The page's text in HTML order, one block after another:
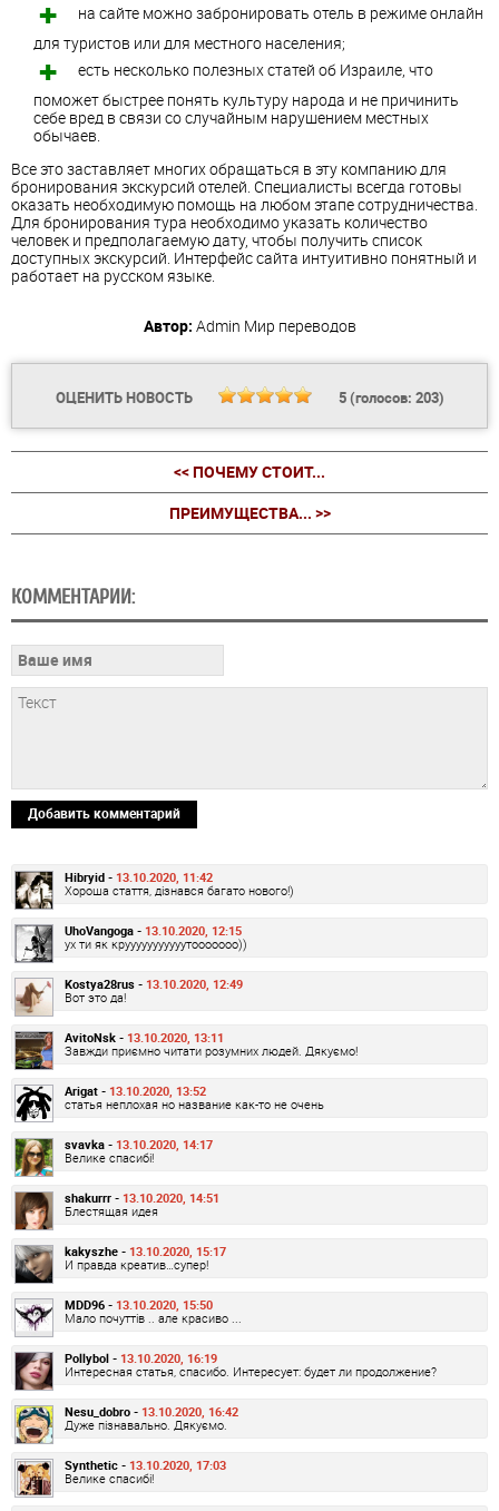
на сайте можно забронировать отель в режиме онлайн
для туристов или для местного населения;
есть несколько полезных статей об Израиле, что
поможет быстрее понять культуру народа и не причинить
себе вред в связи со случайным нарушением местных
обычаев.
Все это заставляет многих обращаться в эту компанию для
бронирования экскурсий отелей. Специалисты всегда готовы
оказать необходимую помощь на любом этапе сотрудничества.
Для бронирования тура необходимо указать количество
человек и предполагаемую дату, чтобы получить список
доступных экскурсий. Интерфейс сайта интуитивно понятный и
работает на русском языке.
Автор: Admin Мир переводов
ОЦЕНИТЬ НОВОСТЬ 5(голосов: 203)
<< ПОЧЕМУ СТОИТ...
ПРЕИМУЩЕСТВА... >>
КОММЕНТАРИИ:
Добавить комментарий
Hibryid - 13.10.2020, 11:42
Хороша стаття, дізнався багато нового!)
UhoVangoga - 13.10.2020, 12:15
ух ти як крууууууууууутооооооо))
Kostya28rus - 13.10.2020, 12:49
Вот это да!
AvitoNsk - 13.10.2020, 13:11
Завжди приємно читати розумних людей. Дякуємо!
Arigat - 13.10.2020, 13:52
статья неплохая но название как-то не очень
svavka - 13.10.2020, 14:17
Велике спасибі!
shakurrr - 13.10.2020, 14:51
Блестящая идея
kakyszhe - 13.10.2020, 15:17
И правда креатив…супер!
MDD96 - 13.10.2020, 15:50
Мало почуттів .. але красиво ...
Pollybol - 13.10.2020, 16:19
Интересная статья, спасибо. Интересует: будет ли продолжение?
Nesu_dobro - 13.10.2020, 16:42
Дуже пізнавально. Дякуємо.
Synthetic - 13.10.2020, 17:03
Велике спасибі!